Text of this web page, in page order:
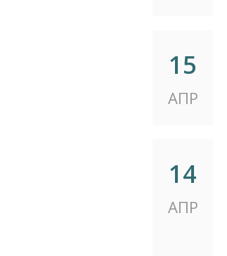
15
ΑΠΡ
14
ΑΠΡ